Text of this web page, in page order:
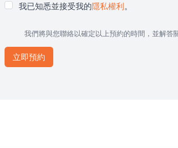
我已知悉並接受我的隱私權利。
我們將與您聯絡以確定以上預約的時間，並解答